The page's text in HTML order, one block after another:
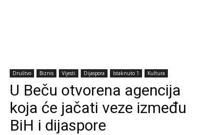
Društvo Biznis Vijesti Dijaspora Istaknuto 1 Kultura
U Beču otvorena agencija
koja će jačati veze između
BiH i dijaspore